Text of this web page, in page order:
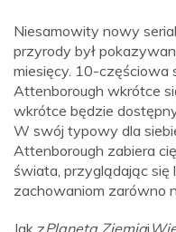
Niesamowity nowy
przyrody był
miesięcy. 10-częściowa
Attenborough wkrótce
wkrótce będzie
W swój typowy dla
Attenborough zabiera
świata, przyglądając się
zachowaniom zarówno
Jak zPlaneta Ziemiai